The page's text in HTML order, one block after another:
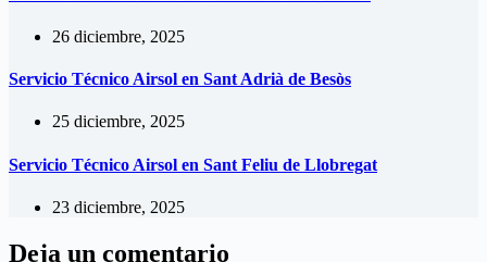
26 diciembre, 2025
Servicio Técnico Airsol en Sant Adrià de Besòs
25 diciembre, 2025
Servicio Técnico Airsol en Sant Feliu de Llobregat
23 diciembre, 2025
Deja un comentario